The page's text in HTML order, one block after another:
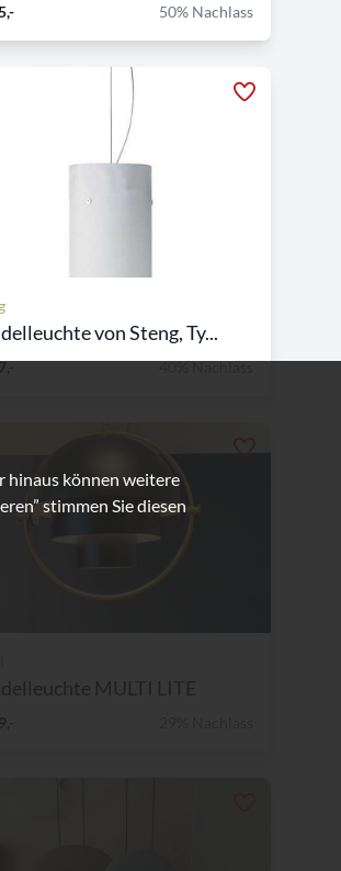
50% Nachlass
von Steng, Ty...
40% Nachlass
hinaus können weitere
stimmen Sie diesen